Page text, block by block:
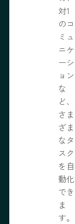
対1
のコ
ミュ
ニケ
ーシ
ョン
な
ど、
さま
ざま
なタ
スク
を自
動化
でき
ま
す。